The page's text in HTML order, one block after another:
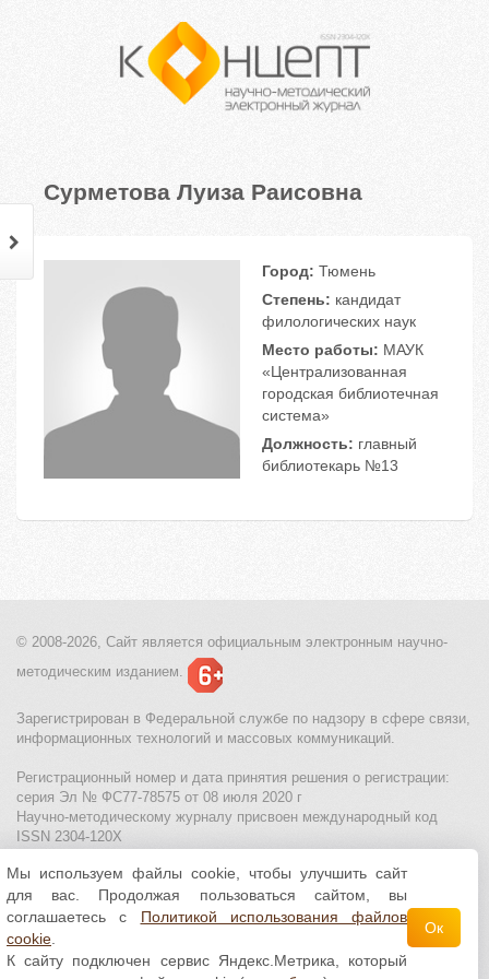
Сурметова Луиза Раисовна
Город: Тюмень
Степень: кандидат
филологических наук
Место работы: МАУК
«Централизованная
городская библиотечная
система»
Должность: главный
библиотекарь №13
© 2008-2026, Сайт является официальным электронным научно-
методическим изданием.
Зарегистрирован в Федеральной службе по надзору в сфере связи,
информационных технологий и массовых коммуникаций.
Регистрационный номер и дата принятия решения о регистрации:
серия Эл № ФС77-78575 от 08 июля 2020 г
Научно-методическому журналу присвоен международный код
ISSN 2304-120X
МЦИТО|Школьные олимпиады и онлайн конкурсы для детей
Политика использования файлов cookie| Политика обработки и
защиты персональных данных
Все материалы доступны полицензии Creative
Commons С указанием авторства 4.0 Всемирная
Мы используем файлы cookie, чтобы улучшить сайт
для вас. Продолжая пользоваться сайтом, вы
соглашаетесь с Политикой использования файлов
cookie
К сайту подключен сервис Яндекс.Метрика, который
Ок